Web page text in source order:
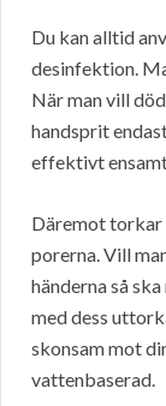
Du kan alltid
desinfektion.
När man vill
handsprit
effektivt
Däremot torkar
porerna. Vill
händerna så
med dess
skonsam mot
vattenbaserad.